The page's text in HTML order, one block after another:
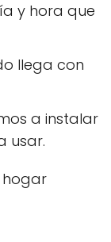
y hora que
llega con
a instalar
usar.
hogar